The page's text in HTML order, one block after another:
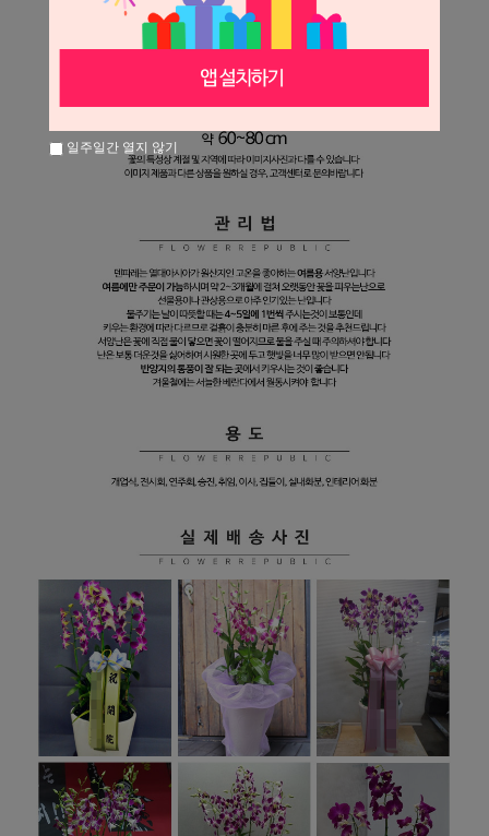
일주일간 열지 않기